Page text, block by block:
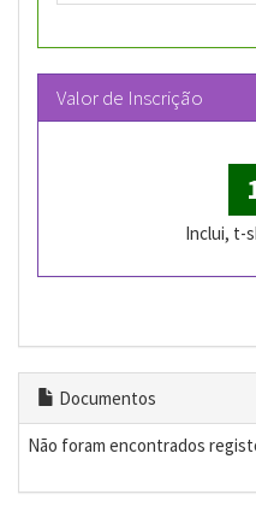
Valor de Inscrição
Inclui, t-
Documentos
Não foram encontrados